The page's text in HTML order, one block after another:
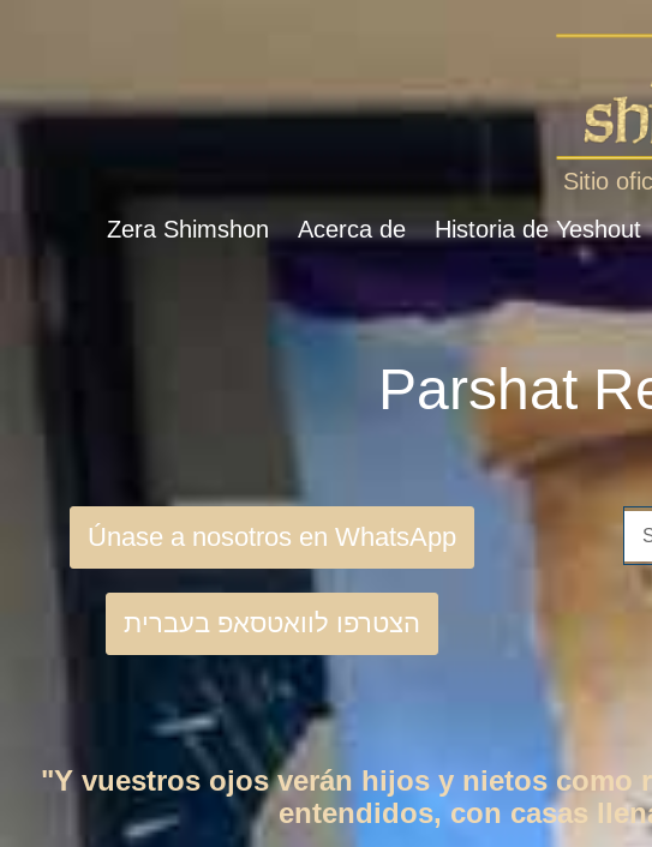
Sitio
Zera Shimshon
Acerca de Historia de Yeshout
Únase a nosotros en WhatsApp
הצטרפו לוואטסאפ בעברית
"Y vuestros ojos verán hijos y nietos como
entendidos, con casas